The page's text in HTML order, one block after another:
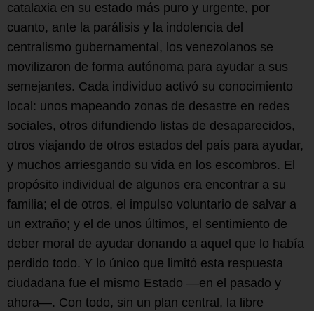
catalaxia en su estado más puro y urgente, por
cuanto, ante la parálisis y la indolencia del
centralismo gubernamental, los venezolanos se
movilizaron de forma autónoma para ayudar a sus
semejantes. Cada individuo activó su conocimiento
local: unos mapeando zonas de desastre en redes
sociales, otros difundiendo listas de desaparecidos,
otros viajando de otros estados del país para ayudar,
y muchos arriesgando su vida en los escombros. El
propósito individual de algunos era encontrar a su
familia; el de otros, el impulso voluntario de salvar a
un extraño; y el de unos últimos, el sentimiento de
deber moral de ayudar donando a aquel que lo había
perdido todo. Y lo único que limitó esta respuesta
ciudadana fue el mismo Estado —en el pasado y
ahora—. Con todo, sin un plan central, la libre